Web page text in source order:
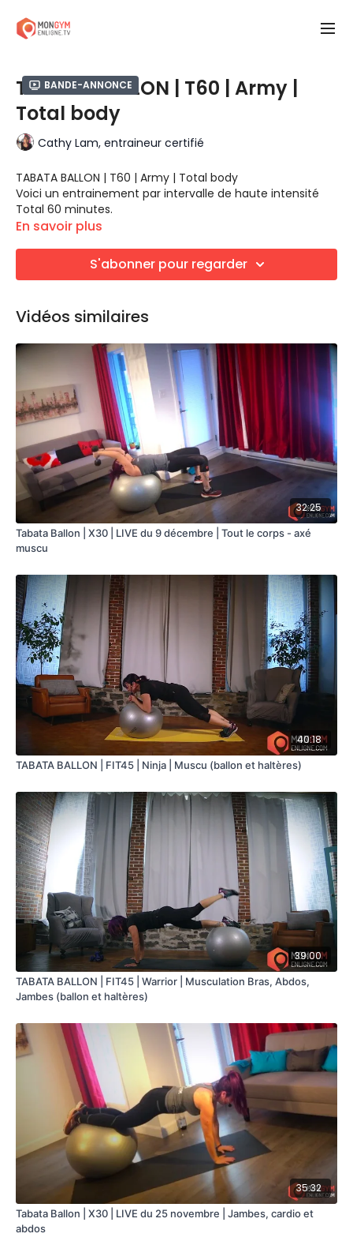
Bande-annonce
TABATA BALLON | T60 | Army |
Total body
Cathy Lam, entraineur certifié
TABATA BALLON | T60 | Army | Total body
Voici un entrainement par intervalle de haute intensité
Total 60 minutes.
Le Tabata utilise 20 secondes d'effort pour 10 secondes
Dans ce cours avancé, nous faisons un seul exercice par
Bloc 1 - What's missing to a burpee? (cardio)
Step
Bloc 2 - What's missing to a burpee? (muscu)
Tirage horizontal avec haltères
Squat plié et tirage vertical
Bloc 3 - Muscu Haltères
Fente latérale et tirage en équilibre
Développé des épaules en V-Sit
Bloc 4 - Dos Ballon
Extensions lombaires
Pont
Bloc 5 - Muscu Ballon
Flexion et extension des coudes
Flexion des genoux ou des hanches, pieds sur ballon
ÉQUIPEMENTS REQUIS
Ballon
Haltères
Tapis de sol
Box jump et Medecine ball (facultatif)
En savoir plus
S'abonner pour regarder
Vidéos similaires
32:25
Tabata Ballon | X30 | LIVE du 9 décembre | Tout le corps - axé
muscu
40:18
TABATA BALLON | FIT45 | Ninja | Muscu (ballon et haltères)
39:00
TABATA BALLON | FIT45 | Warrior | Musculation Bras, Abdos,
Jambes (ballon et haltères)
35:32
Tabata Ballon | X30 | LIVE du 25 novembre | Jambes, cardio et
abdos